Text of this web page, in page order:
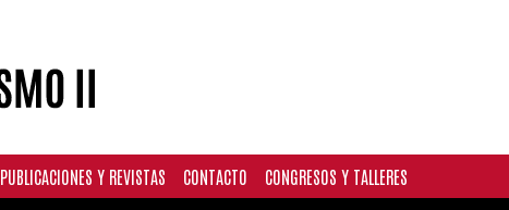
PUBLICACIONES Y REVISTAS CONTACTO CONGRESOS Y TALLERES